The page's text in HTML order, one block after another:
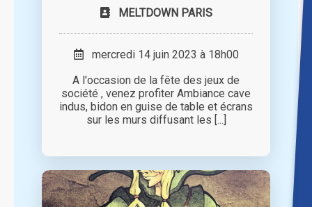
MELTDOWN PARIS
mercredi 14 juin 2023 à 18h00
A l'occasion de la fête des jeux de
société , venez profiter Ambiance cave
indus, bidon en guise de table et écrans
sur les murs diffusant les [...]